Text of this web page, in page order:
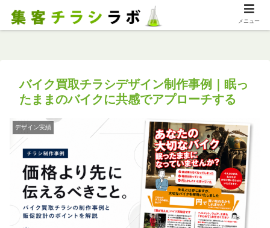
バイク買取チラシデザイン制作事例｜眠っ
たままのバイクに共感でアプローチする
デザイン実績
メニュー